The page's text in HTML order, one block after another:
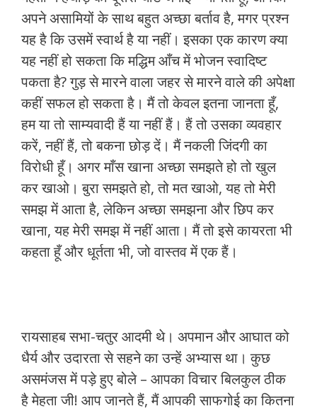
अपने असामियों के साथ बहुत अच्छा बर्ताव है, मगर प्रश्न
यह है कि उसमें स्वार्थ है या नहीं। इसका एक कारण क्या
यह नहीं हो सकता कि मद्धिम आँच में भोजन स्वादिष्ट
पकता है? गुड़ से मारने वाला जहर से मारने वाले की अपेक्षा
कहीं सफल हो सकता है। मैं तो केवल इतना जानता हूँ,
हम या तो साम्यवादी हैं या नहीं हैं। हैं तो उसका व्यवहार
करें, नहीं हैं, तो बकना छोड़ दें। मैं नकली जिंदगी का
विरोधी हूँ। अगर माँस खाना अच्छा समझते हो तो खुल
कर खाओ। बुरा समझते हो, तो मत खाओ, यह तो मेरी
समझ में आता है, लेकिन अच्छा समझना और छिप कर
खाना, यह मेरी समझ में नहीं आता। मैं तो इसे कायरता भी
कहता हूँ और धूर्तता भी, जो वास्तव में एक हैं।
रायसाहब सभा-चतुर आदमी थे। अपमान और आघात को
धैर्य और उदारता से सहने का उन्हें अभ्यास था। कुछ
असमंजस में पड़े हुए बोले – आपका विचार बिलकुल ठीक
है मेहता जी! आप जानते हैं, मैं आपकी साफगोई का कितना